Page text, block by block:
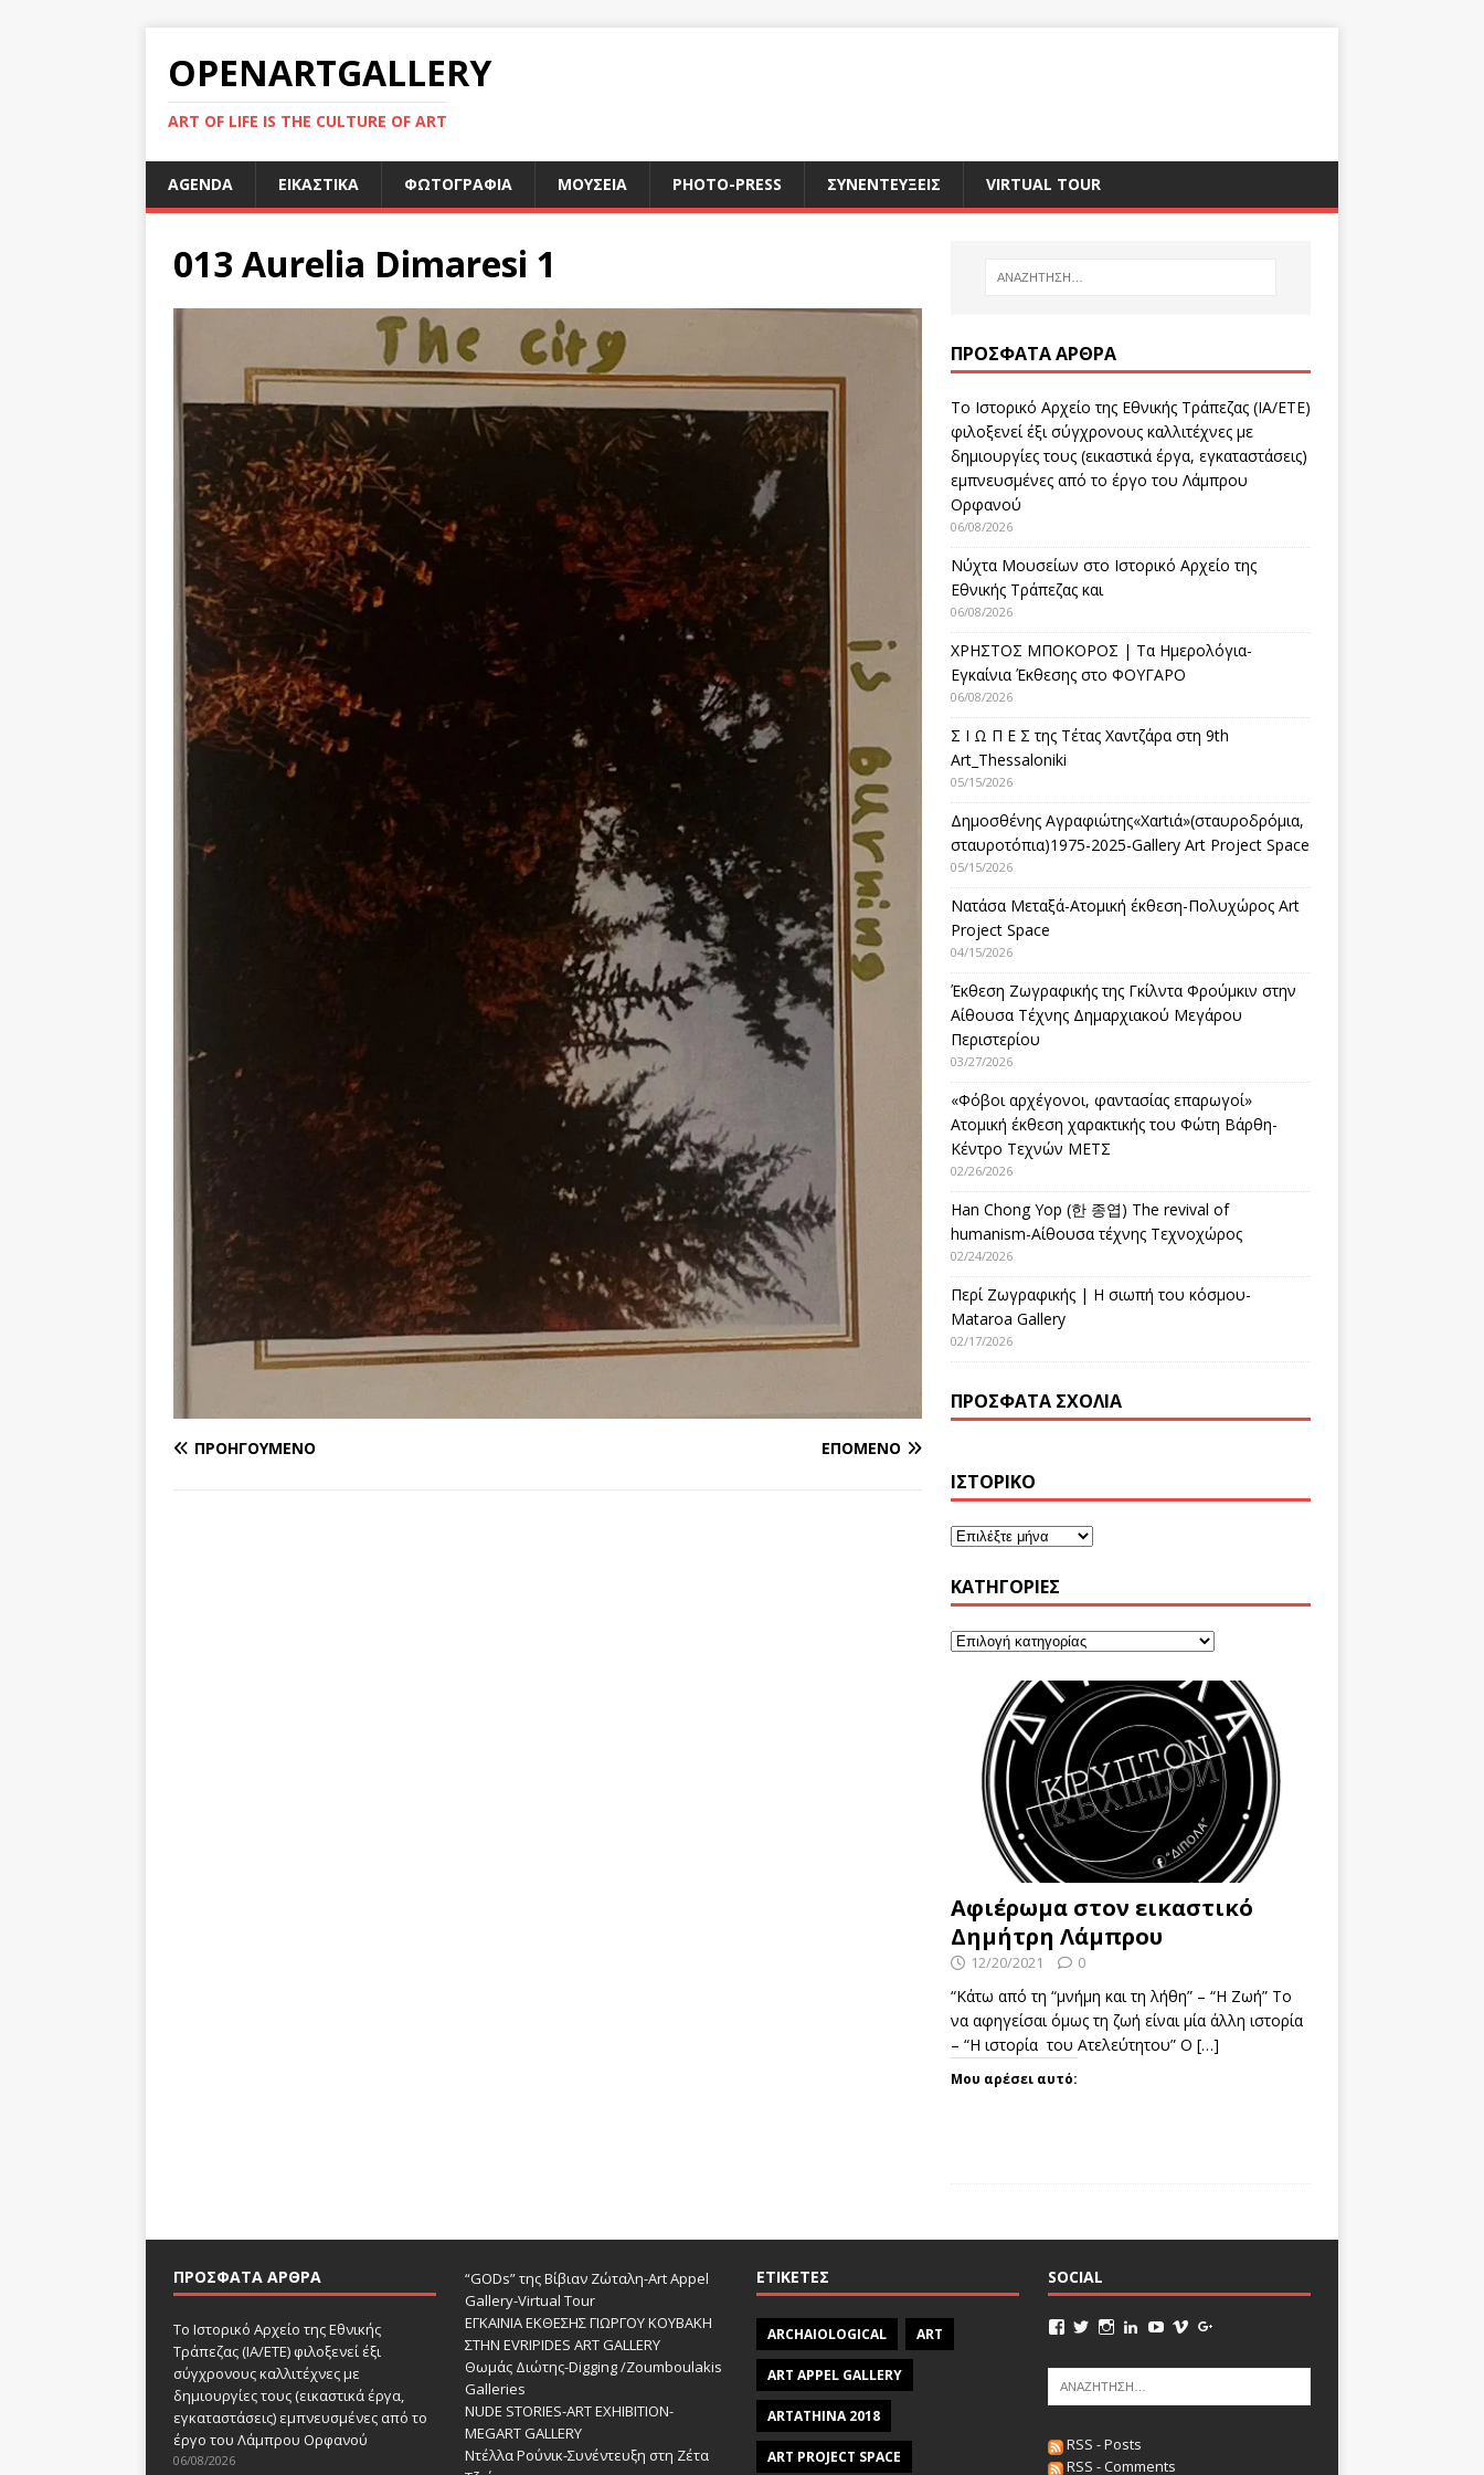
OPENARTGALLERY
ART OF LIFE IS THE CULTURE OF ART
AGENDA ΕΙΚΑΣΤΙΚΑ ΦΩΤΟΓΡΑΦΙΑ ΜΟΥΣΕΙΑ PHOTO-PRESS ΣΥΝΕΝΤΕΥΞΕΙΣ VIRTUAL TOUR
013 Aurelia Dimaresi 1
ΠΡΟΗΓΟΎΜΕΝΟ ΕΠΌΜΕΝΟ
ΠΡΌΣΦΑΤΑ ΆΡΘΡΑ
Το Ιστορικό Αρχείο της Εθνικής Τράπεζας (ΙΑ/ΕΤΕ)
φιλοξενεί έξι σύγχρονους καλλιτέχνες με
δημιουργίες τους (εικαστικά έργα, εγκαταστάσεις)
εμπνευσμένες από το έργο του Λάμπρου
Ορφανού
06/08/2026
Νύχτα Μουσείων στο Ιστορικό Αρχείο της
Εθνικής Τράπεζας και
06/08/2026
ΧΡΗΣΤΟΣ ΜΠΟΚΟΡΟΣ | Τα Ημερολόγια-
Εγκαίνια Έκθεσης στο ΦΟΥΓΑΡΟ
06/08/2026
Σ Ι Ω Π Ε Σ της Τέτας Χαντζάρα στη 9th
Art_Thessaloniki
05/15/2026
Δημοσθένης Αγραφιώτης«Xαrtιά»(σταυροδρόμια,
σταυροτόπια)1975-2025-Gallery Art Project Space
05/15/2026
Νατάσα Μεταξά-Ατομική έκθεση-Πολυχώρος Art
Project Space
04/15/2026
Έκθεση Ζωγραφικής της Γκίλντα Φρούμκιν στην
Αίθουσα Τέχνης Δημαρχιακού Μεγάρου
Περιστερίου
03/27/2026
«Φόβοι αρχέγονοι, φαντασίας επαρωγοί»
Ατομική έκθεση χαρακτικής του Φώτη Βάρθη-
Κέντρο Τεχνών ΜΕΤΣ
02/26/2026
Han Chong Yop (한 종엽) The revival of
humanism-Αίθουσα τέχνης Τεχνοχώρος
02/24/2026
Περί Ζωγραφικής | Η σιωπή του κόσμου-
Mataroa Gallery
02/17/2026
ΠΡΌΣΦΑΤΑ ΣΧΌΛΙΑ
ΙΣΤΟΡΙΚΌ
KΑΤΗΓΟΡΊΕΣ
Αφιέρωμα στον εικαστικό
Δημήτρη Λάμπρου
12/20/2021 0
“Κάτω από τη “μνήμη και τη λήθη” – “Η Ζωή” Το
να αφηγείσαι όμως τη ζωή είναι μία άλλη ιστορία
– “Η ιστορία του Ατελεύτητου” Ο […]
Μου αρέσει αυτό:
ΠΡΌΣΦΑΤΑ ΆΡΘΡΑ
Το Ιστορικό Αρχείο της Εθνικής
Τράπεζας (ΙΑ/ΕΤΕ) φιλοξενεί έξι
σύγχρονους καλλιτέχνες με
δημιουργίες τους (εικαστικά έργα,
εγκαταστάσεις) εμπνευσμένες από το
έργο του Λάμπρου Ορφανού
06/08/2026
“GODs” της Βίβιαν Ζώταλη-Art Appel
Gallery-Virtual Tour
ΕΓΚΑΙΝΙΑ ΕΚΘΕΣΗΣ ΓΙΩΡΓΟΥ ΚΟΥΒΑΚΗ
ΣΤΗΝ EVRIPIDES ART GALLERY
Θωμάς Διώτης-Digging /Zoumboulakis
Galleries
NUDE STORIES-ΑRT EXHIBITION-
MEGART GALLERY
Ντέλλα Ρούνικ-Συνέντευξη στη Ζέτα
ΕΤΙΚΈΤΕΣ
ARCHAIOLOGICAL ART
ART APPEL GALLERY
ARTATHINA 2018
ART PROJECT SPACE
SOCIAL
RSS - Posts
RSS - Comments